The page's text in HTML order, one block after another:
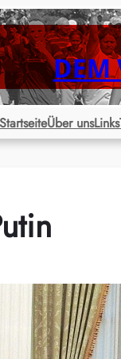
DEM
StartseiteÜber unsLinks